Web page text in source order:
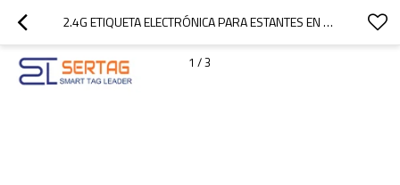
2.4G ETIQUETA ELECTRÓNICA PARA ESTANTES EN COLOR INALÁMBRICA DE 1,54 PULGADAS
1 /3